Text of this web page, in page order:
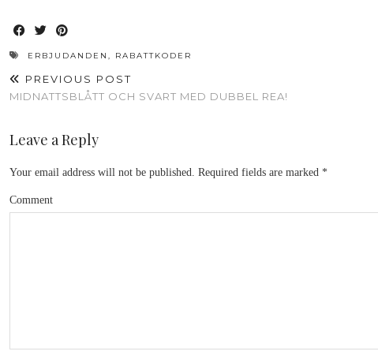
ERBJUDANDEN , RABATTKODER
PREVIOUS POST
MIDNATTSBLÅTT OCH SVART MED DUBBEL REA!
Leave a Reply
Your email address will not be published. Required fields are marked *
Comment